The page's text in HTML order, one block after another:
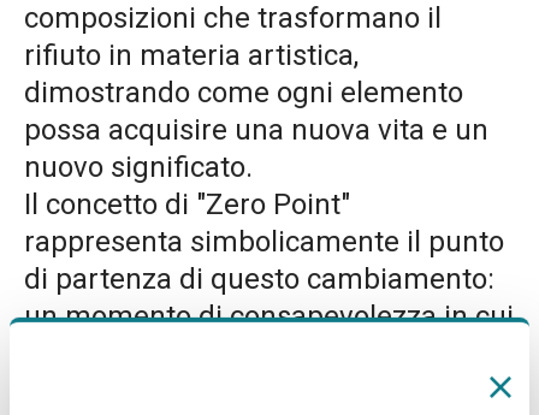
composizioni che trasformano il
rifiuto in materia artistica,
dimostrando come ogni elemento
possa acquisire una nuova vita e un
nuovo significato.
Il concetto di "Zero Point"
rappresenta simbolicamente il punto
di partenza di questo cambiamento:
un momento di consapevolezza in cui